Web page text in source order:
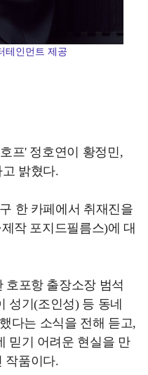
테인먼트 제공
프' 정호연이 황정민,
밝혔다.
한 카페에서 취재진을
작 포지드필름스)에 대
호포항 출장소장 범석
성기(조인성) 등 동네
다는 소식을 전해 듣고,
믿기 어려운 현실을 만
작품이다.